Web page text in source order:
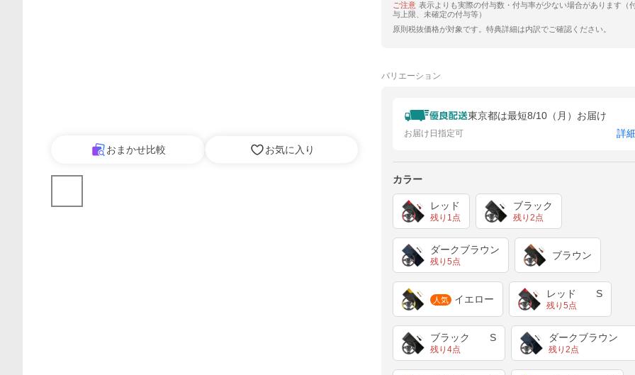
おまかせ比較 お気に入り
ご注意 表示よりも実際の付与数・付与率が少ない場合があります（
与上限、未確定の付与等）
原則税抜価格が対象です。特典詳細は内訳でご確認ください。
バリエーション
東京都は最短8/10（月）お届け
お届け日指定可 詳
カラー
レッド
残り1点
ブラック
残り2点
ダークブラウン
残り5点
ブラウン
人気 イエロー レッド S
残り5点
ブラック S
残り4点
ダークブラウン
残り2点